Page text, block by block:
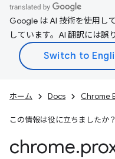
Google は AI 技術を使用し
しています。AI 翻訳には誤
ホーム Docs Chrome
この情報は役に立ちましたか？
chrome.